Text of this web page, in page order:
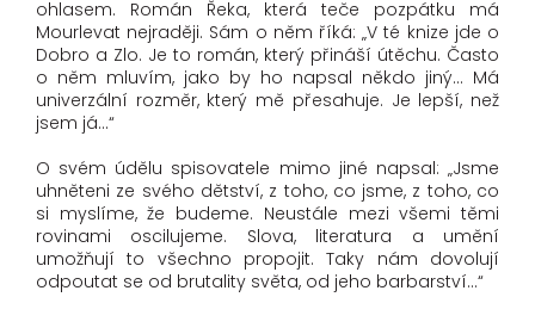
ohlasem. Román Řeka, která teče pozpátku má
Mourlevat nejraději. Sám o něm říká: „V té knize jde o
Dobro a Zlo. Je to román, který přináší útěchu. Často
o něm mluvím, jako by ho napsal někdo jiný… Má
univerzální rozměr, který mě přesahuje. Je lepší, než
jsem já…“
O svém údělu spisovatele mimo jiné napsal: „Jsme
uhněteni ze svého dětství, z toho, co jsme, z toho, co
si myslíme, že budeme. Neustále mezi všemi těmi
rovinami oscilujeme. Slova, literatura a umění
umožňují to všechno propojit. Taky nám dovolují
odpoutat se od brutality světa, od jeho barbarství…“